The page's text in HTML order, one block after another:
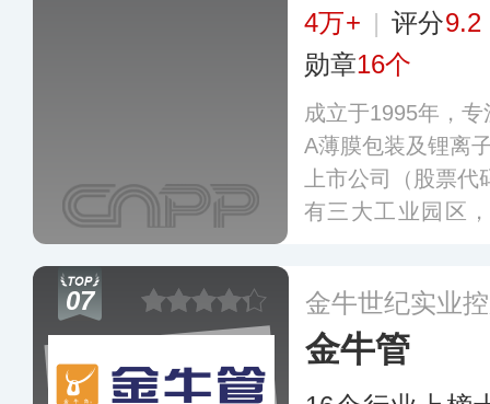
4万+ | 评分9.2
勋章16个
成立于1995年，
A薄膜包装及锂离
上市公司（股票
有三大工业园区
电池隔膜等，广
域。更多
07 金牛世纪实业
金牛管